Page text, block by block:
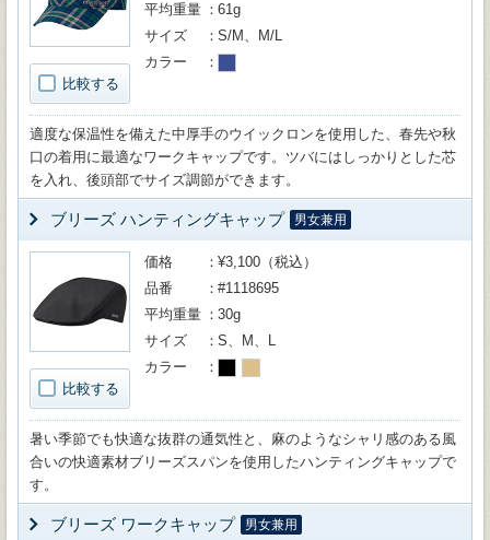
比較する
平均重量
61g
サイズ
S/M、M/L
カラー
適度な保温性を備えた中厚手のウイックロンを使用した、春先や秋
口の着用に最適なワークキャップです。ツバにはしっかりとした芯
を入れ、後頭部でサイズ調節ができます。
ブリーズ ハンティングキャップ 男女兼用
比較する
価格
¥3,100（税込）
品番
#1118695
平均重量
30g
サイズ
S、M、L
カラー
暑い季節でも快適な抜群の通気性と、麻のようなシャリ感のある風
合いの快適素材ブリーズスパンを使用したハンティングキャップで
す。
ブリーズ ワークキャップ 男女兼用